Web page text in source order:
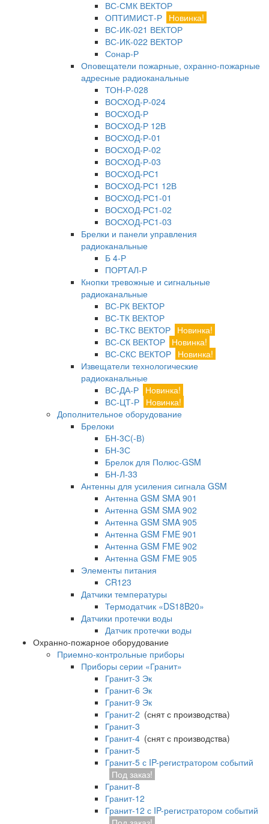
ВС-СМК ВЕКТОР
ОПТИМИСТ-Р Новинка!
ВС-ИК-021 ВЕКТОР
ВС-ИК-022 ВЕКТОР
Сонар-Р
Оповещатели пожарные, охранно-пожарные
адресные радиоканальные
ТОН-Р-028
ВОСХОД-Р-024
ВОСХОД-Р
ВОСХОД-Р 12В
ВОСХОД-Р-01
ВОСХОД-Р-02
ВОСХОД-Р-03
ВОСХОД-РС1
ВОСХОД-РС1 12В
ВОСХОД-РС1-01
ВОСХОД-РС1-02
ВОСХОД-РС1-03
Брелки и панели управления
радиоканальные
Б 4-Р
ПОРТАЛ-Р
Кнопки тревожные и сигнальные
радиоканальные
ВС-РК ВЕКТОР
ВС-ТК ВЕКТОР
ВС-ТКС ВЕКТОР Новинка!
ВС-СК ВЕКТОР Новинка!
ВС-СКС ВЕКТОР Новинка!
Извещатели технологические
радиоканальные
ВС-ДА-Р Новинка!
ВС-ЦТ-Р Новинка!
Дополнительное оборудование
Брелоки
БН-3С(-В)
БН-3С
Брелок для Полюс-GSM
БН-Л-33
Антенны для усиления сигнала GSM
Антенна GSM SMA 901
Антенна GSM SMA 902
Антенна GSM SMA 905
Антенна GSM FME 901
Антенна GSM FME 902
Антенна GSM FME 905
Элементы питания
CR123
Датчики температуры
Термодатчик «DS18B20»
Датчики протечки воды
Датчик протечки воды
Охранно-пожарное оборудование
Приемно-контрольные приборы
Приборы серии «Гранит»
Гранит-3 Эк
Гранит-6 Эк
Гранит-9 Эк
Гранит-2 (снят с производства)
Гранит-3
Гранит-4 (снят с производства)
Гранит-5
Гранит-5 с IP-регистратором событий
Под заказ!
Гранит-8
Гранит-12
Гранит-12 с IP-регистратором событий